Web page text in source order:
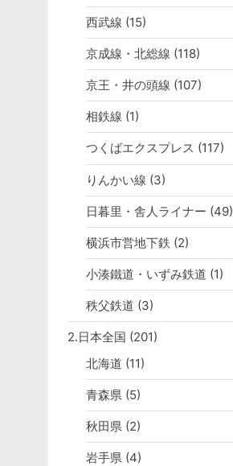
西武線 (15)
京成線・北総線 (118)
京王・井の頭線 (107)
相鉄線 (1)
つくばエクスプレス (117)
りんかい線 (3)
日暮里・舎人ライナー (49)
横浜市営地下鉄 (2)
小湊鐵道・いずみ鉄道 (1)
秩父鉄道 (3)
2.日本全国 (201)
北海道 (11)
青森県 (5)
秋田県(2)
岩手県(4)